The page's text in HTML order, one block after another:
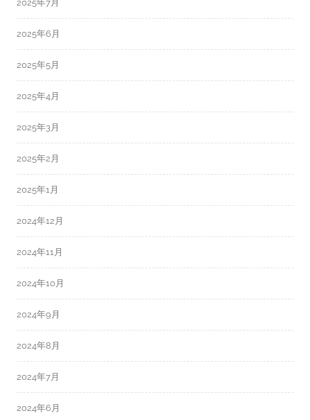
2025年7月
2025年6月
2025年5月
2025年4月
2025年3月
2025年2月
2025年1月
2024年12月
2024年11月
2024年10月
2024年9月
2024年8月
2024年7月
2024年6月